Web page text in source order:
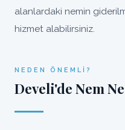
alanlardaki nemin
hizmet alabilirsiniz.
NEDEN ÖNEMLI?
Develi'de Nem